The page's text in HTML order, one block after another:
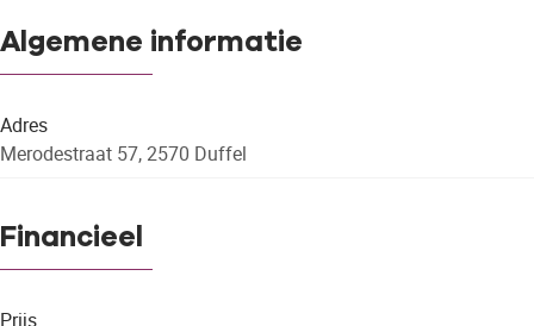
Algemene informatie
Adres
Merodestraat 57, 2570 Duffel
Financieel
Prijs